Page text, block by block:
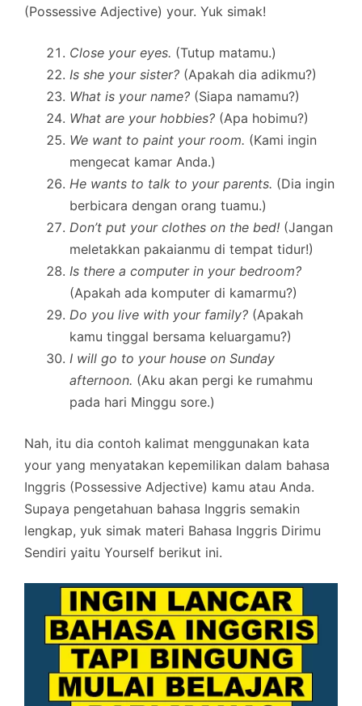
(Possessive Adjective) your. Yuk simak!
Close your eyes. (Tutup matamu.)
Is she your sister? (Apakah dia adikmu?)
What is your name? (Siapa namamu?)
What are your hobbies? (Apa hobimu?)
We want to paint your room. (Kami ingin
mengecat kamar Anda.)
He wants to talk to your parents. (Dia ingin
berbicara dengan orang tuamu.)
Don’t put your clothes on the bed! (Jangan
meletakkan pakaianmu di tempat tidur!)
Is there a computer in your bedroom?
(Apakah ada komputer di kamarmu?)
Do you live with your family? (Apakah
kamu tinggal bersama keluargamu?)
I will go to your house on Sunday
afternoon. (Aku akan pergi ke rumahmu
pada hari Minggu sore.)
Nah, itu dia contoh kalimat menggunakan kata
your yang menyatakan kepemilikan dalam bahasa
Inggris (Possessive Adjective) kamu atau Anda.
Supaya pengetahuan bahasa Inggris semakin
lengkap, yuk simak materi Bahasa Inggris Dirimu
Sendiri yaitu Yourself berikut ini.